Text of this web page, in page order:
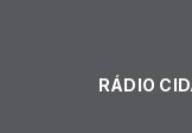
RÁDIO